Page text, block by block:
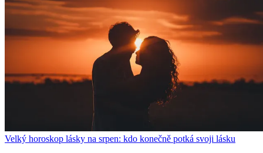
Velký horoskop lásky na srpen: kdo konečně potká svoji lásku